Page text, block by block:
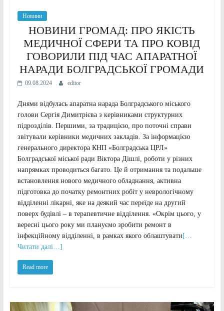
Новини
НОВИНИ ГРОМАД: ПРО ЯКІСТЬ
МЕДИЧНОЇ СФЕРИ ТА ПРО КОВІД
ГОВОРИЛИ ПІД ЧАС АПАРАТНОЇ
НАРАДИ БОЛГРАДСЬКОЇ ГРОМАДИ
09.08.2024 editor
Днями відбулась апаратна нарада Болградського міського
голови Сергія Димитрієва з керівниками структурних
підрозділів. Першими, за традицією, про поточні справи
звітували керівники медичних закладів. За інформацією
генерального директора КНП «Болградська ЦРЛ»
Болградської міської ради Віктора Дішлі, роботи у різних
напрямках проводиться багато. Це й отримання та подальше
встановлення нового медичного обладнання, активна
підготовка до початку ремонтних робіт у неврологічному
відділенні лікарні, яке на деякий час переїде на другий
поверх будівлі – в терапевтичне відділення. «Окрім цього, у
вересні цього року ми плануємо зробити ремонт в
інфекційному відділенні, в рамках якого облаштувати […
Читати далі…]
Read more